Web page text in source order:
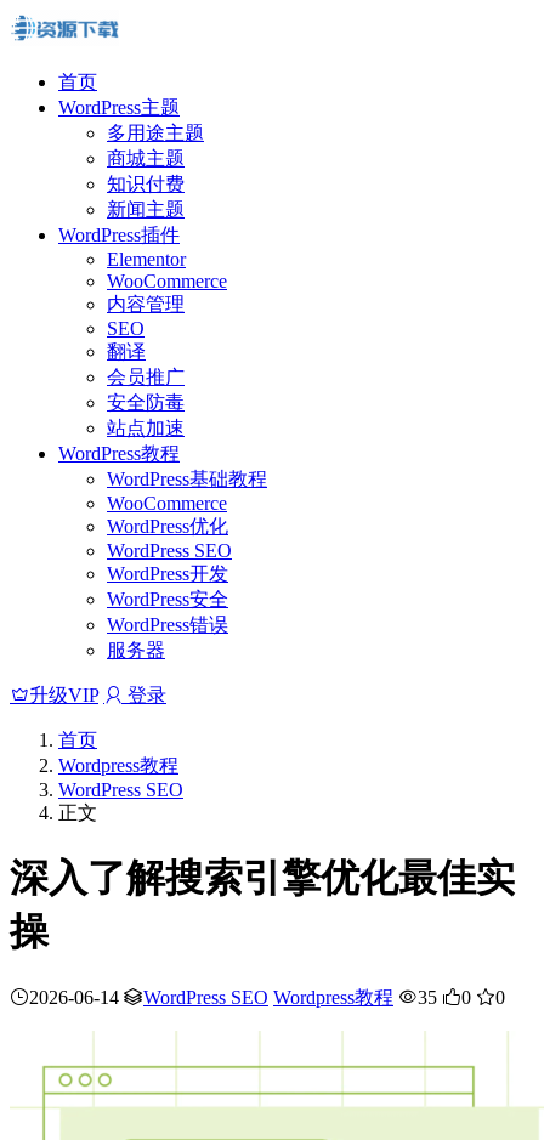
首页
WordPress主题
多用途主题
商城主题
知识付费
新闻主题
WordPress插件
Elementor
WooCommerce
内容管理
SEO
翻译
会员推广
安全防毒
站点加速
WordPress教程
WordPress基础教程
WooCommerce
WordPress优化
WordPress SEO
WordPress开发
WordPress安全
WordPress错误
服务器
升级VIP 登录
首页
Wordpress教程
WordPress SEO
正文
深入了解搜索引擎优化最佳实
操
2026-06-14 WordPress SEO Wordpress教程 35 0 0